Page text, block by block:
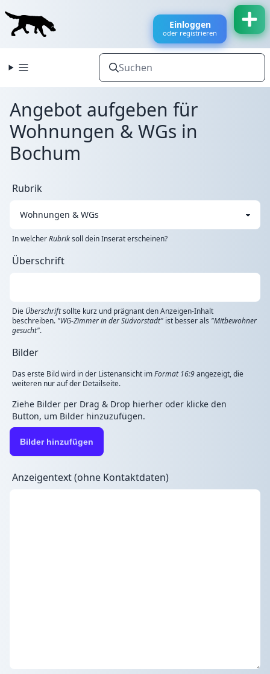
Einloggen
oder registrieren
Angebot aufgeben für
Wohnungen & WGs in
Bochum
Rubrik
In welcherRubriksoll dein Inserat erscheinen?
Überschrift
Die Überschriftsollte kurz und prägnant den Anzeigen-Inhalt
beschreiben. "WG-Zimmer in der Südvorstadt" ist besser als "Mitbewohner
gesucht".
Bilder
Das erste Bild wird in der Listenansicht imFormat 16:9angezeigt, die
weiteren nur auf der Detailseite.
Ziehe Bilder per Drag & Drop hierher oder klicke den
Button, um Bilder hinzuzufügen.
Bilder hinzufügen
Anzeigentext (ohne Kontaktdaten)